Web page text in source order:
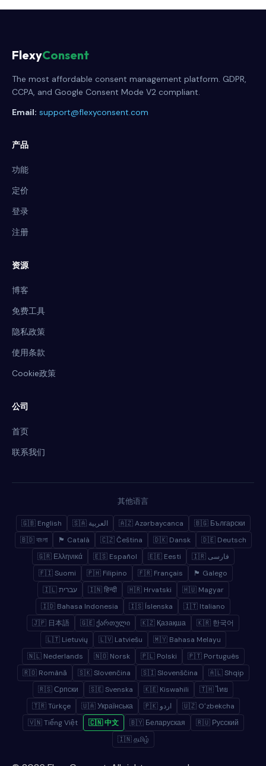
FlexyConsent
The most affordable consent management platform. GDPR,
CCPA, and Google Consent Mode V2 compliant.
Email: support@flexyconsent.com
产品
功能
定价
登录
注册
资源
博客
免费工具
隐私政策
使用条款
Cookie政策
公司
首页
联系我们
其他语言
🇬🇧 English 🇸🇦 العربية 🇦🇿 Azərbaycanca
🇧🇬 Български
🇧🇩 বাংলা
🏴 Català 🇨🇿 Čeština 🇩🇰 Dansk
🇩🇪 Deutsch
🇬🇷 Ελληνικά
🇪🇸 Español 🇪🇪 Eesti
🇮🇷 فارسی
🇫🇮 Suomi
🇵🇭 Filipino 🇫🇷 Français
🏴 Galego
🇮🇱 עברית
🇮🇳 हिन्दी 🇭🇷 Hrvatski
🇭🇺 Magyar
🇮🇩 Bahasa Indonesia
🇮🇸 Íslenska
🇮🇹 Italiano
🇯🇵 日本語
🇬🇪 ქართული 🇰🇿 Қазақша
🇰🇷 한국어
🇱🇹 Lietuvių
🇱🇻 Latviešu
🇲🇾 Bahasa Melayu
🇳🇱 Nederlands
🇳🇴 Norsk 🇵🇱 Polski
🇵🇹 Português
🇷🇴 Română
🇸🇰 Slovenčina 🇸🇮 Slovenščina
🇦🇱 Shqip
🇷🇸 Српски
🇸🇪 Svenska 🇰🇪 Kiswahili
🇹🇭 ไทย
🇹🇷 Türkçe
🇺🇦 Українська 🇵🇰 اردو
🇺🇿 Oʻzbekcha
🇻🇳 Tiếng Việt
🇨🇳 中文 🇧🇾 Беларуская
🇷🇺 Русский
🇮🇳 தமிழ்